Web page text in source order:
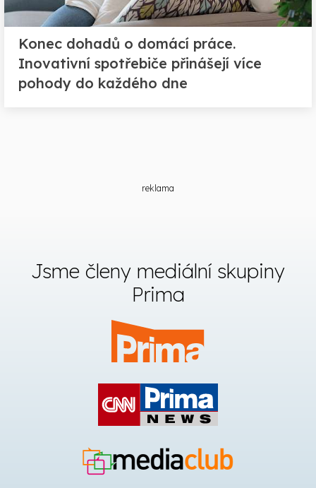
Konec dohadů o domácí práce.
Inovativní spotřebiče přinášejí více
pohody do každého dne
reklama
Jsme členy mediální skupiny
Prima